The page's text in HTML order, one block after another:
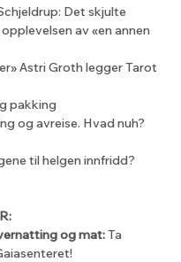
Det skjulte
av «en annen
Astri Groth legger Tarot
pakking
og avreise. Hvad nuh?
til helgen innfridd?
og mat: Ta